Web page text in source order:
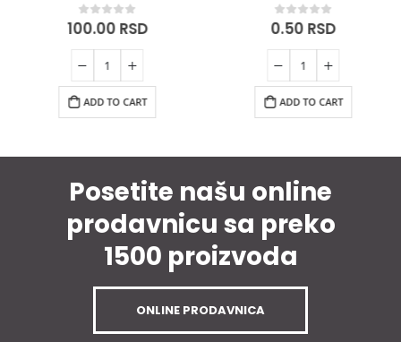
0out of 5
100.00RSD
ADD TO CART
0out of 5
0.50RSD
ADD TO CART
Posetite našu online
prodavnicu sa preko
1500 proizvoda
ONLINE PRODAVNICA